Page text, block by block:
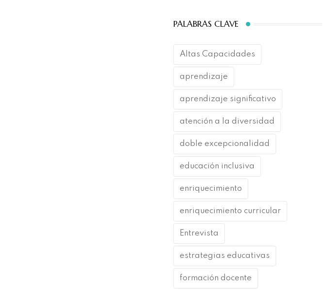
PALABRAS CLAVE
Altas Capacidades
aprendizaje
aprendizaje significativo
atención a la diversidad
doble excepcionalidad
educación inclusiva
enriquecimiento
enriquecimiento curricular
Entrevista
estrategias educativas
formación docente